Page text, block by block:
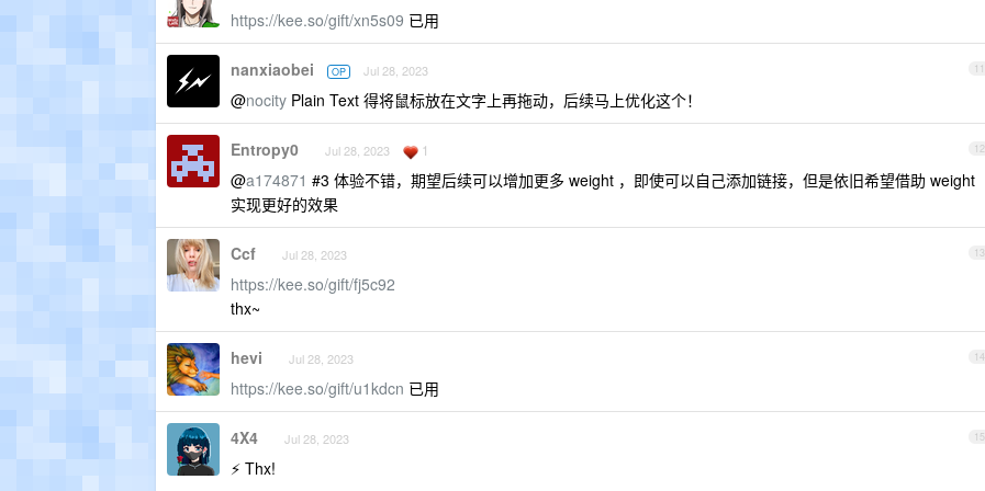
https://kee.so/gift/xn5s09 已用
11
nanxiaobei OP Jul 28, 2023
@nocity Plain Text 得将鼠标放在文字上再拖动，后续马上优化这个！
12
Entropy0 Jul 28, 2023 1
@a174871 #3 体验不错，期望后续可以增加更多 weight ，即使可以自己添加链接，但是依旧希望借助 weight
实现更好的效果
13
Ccf Jul 28, 2023
https://kee.so/gift/fj5c92
thx~
14
hevi Jul 28, 2023
https://kee.so/gift/u1kdcn 已用
15
4X4 Jul 28, 2023
⚡️ Thx!